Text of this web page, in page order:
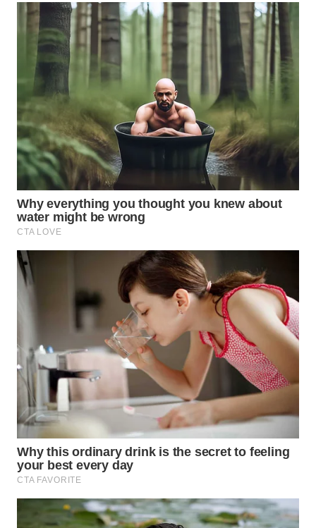
WN
KEPULAUAN
SERIBU
TANGERANG
WN
BINJAI
WN
CIREBON
INDRAMAYU
WN
MAJALENGKA
SUBANG
WN
SUKABUMI
WN
PURWAKARTA